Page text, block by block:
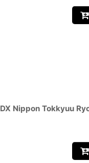
DX Nippon Tokkyuu